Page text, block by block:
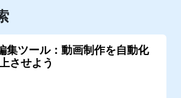
集ツール：動画制作を自動化
させよう